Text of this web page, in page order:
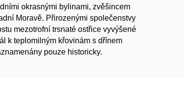
okrasnými bylinami, zvěšincem
Moravě. Přirozenými společenstvy
mezotrofní trsnaté ostřice vyvýšené
k teplomilným křovinám s dřínem
pouze historicky.